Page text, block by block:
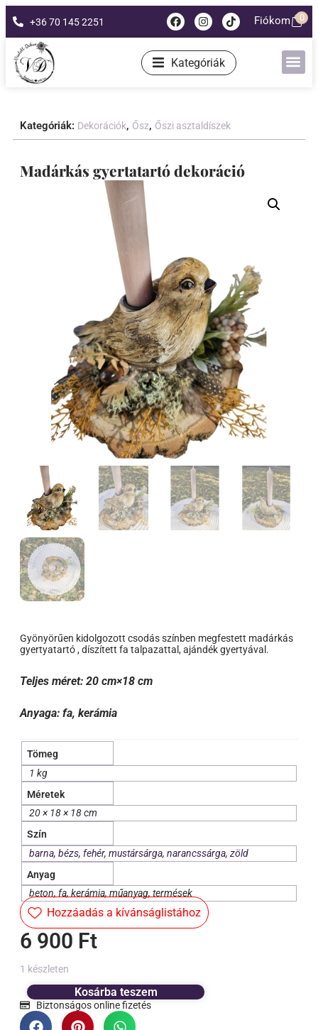
+36 70 145 2251 Fiókom 0
Kategóriák
Kategóriák: Dekorációk, Ősz, Őszi asztaldíszek
Madárkás gyertatartó dekoráció
Gyönyörűen kidolgozott csodás színben megfestett madárkás
gyertyatartó , díszített fa talpazattal, ajándék gyertyával.
Teljes méret: 20 cm×18 cm
Anyaga: fa, kerámia
Tömeg
1 kg
Méretek
20 × 18 × 18 cm
Szín
barna, bézs, fehér, mustársárga, narancssárga, zöld
Anyag
beton, fa, kerámia, műanyag, termések
Hozzáadás a kívánságlistához
6 900 Ft
1 készleten
Kosárba teszem
Biztonságos online fizetés